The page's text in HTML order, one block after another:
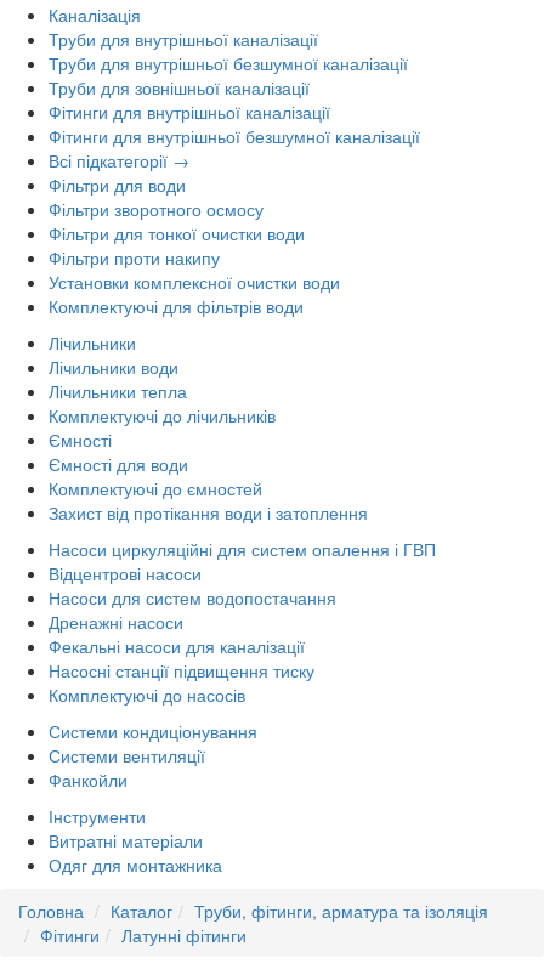
Каналізація
Труби для внутрішньої каналізації
Труби для внутрішньої безшумної каналізації
Труби для зовнішньої каналізації
Фітинги для внутрішньої каналізації
Фітинги для внутрішньої безшумної каналізації
Всі підкатегорії →
Фільтри для води
Фільтри зворотного осмосу
Фільтри для тонкої очистки води
Фільтри проти накипу
Установки комплексної очистки води
Комплектуючі для фільтрів води
Лічильники
Лічильники води
Лічильники тепла
Комплектуючі до лічильників
Ємності
Ємності для води
Комплектуючі до ємностей
Захист від протікання води і затоплення
Насоси циркуляційні для систем опалення і ГВП
Відцентрові насоси
Насоси для систем водопостачання
Дренажні насоси
Фекальні насоси для каналізації
Насосні станції підвищення тиску
Комплектуючі до насосів
Системи кондиціонування
Системи вентиляції
Фанкойли
Інструменти
Витратні матеріали
Одяг для монтажника
Головна
Каталог
Труби, фітинги, арматура та ізоляція
Фітинги
Латунні фітинги